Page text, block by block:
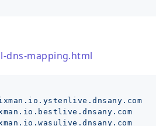
dns-mapping.html